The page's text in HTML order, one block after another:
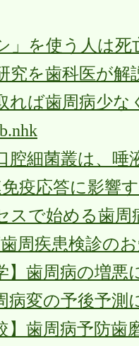
」を使う人は
究を歯科医が
れば歯周病少な
腔細菌叢は、唾
疫応答に影響
スで始める歯
周疾患検診の
】歯周病の増悪
病変の予後予測
】歯周病予防